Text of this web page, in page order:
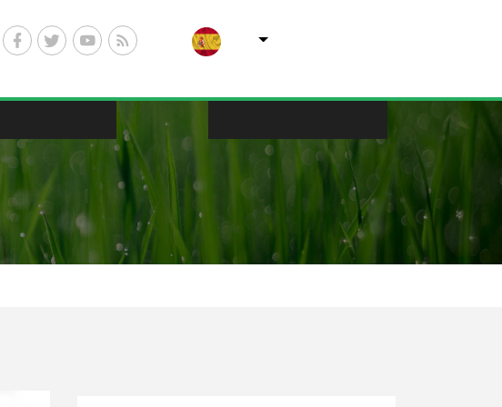
Lista adicional de acciones